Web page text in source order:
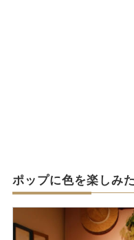
ポップに色を楽しみ